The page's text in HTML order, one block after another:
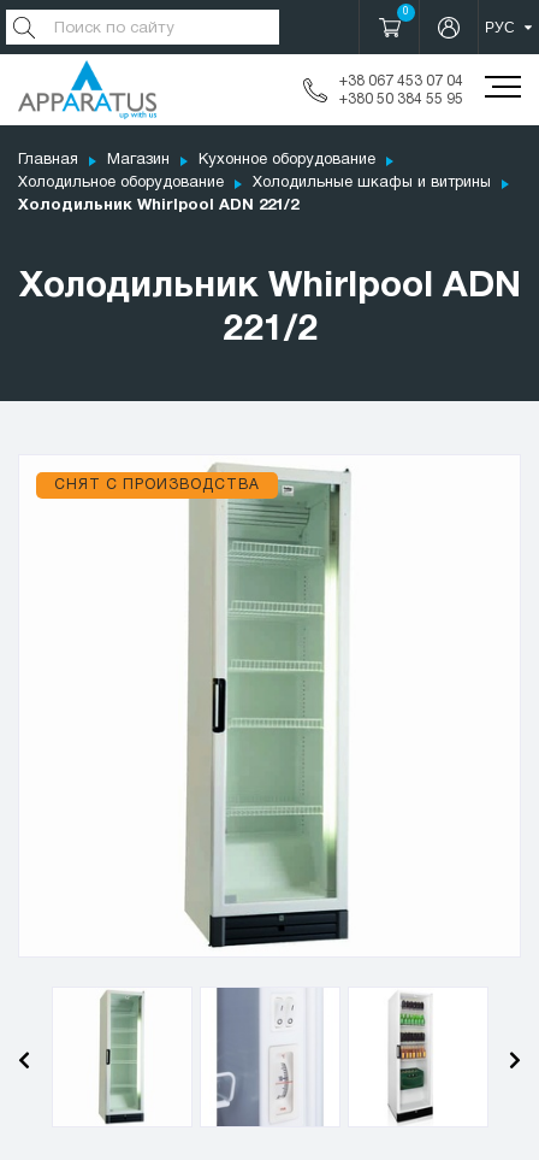
0
+38 067 453 07 04
+380 50 384 55 95
Главная Магазин
Кухонное оборудование
Холодильное оборудование
Холодильные шкафы и витрины
Холодильник Whirlpool ADN 221/2
Холодильник Whirlpool ADN
221/2
СНЯТ С ПРОИЗВОДСТВА